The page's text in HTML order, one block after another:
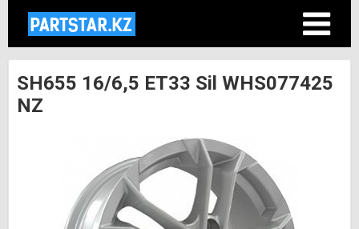
SH655 16/6,5 ET33 Sil WHS077425
NZ